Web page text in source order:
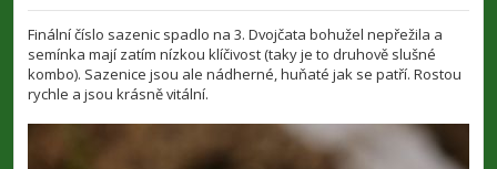
ř
í
p
ě
v
k
Finální číslo sazenic spadlo na 3. Dvojčata bohužel nepřežila a
semínka mají zatím nízkou klíčivost (taky je to druhově slušné
kombo). Sazenice jsou ale nádherné, huňaté jak se patří. Rostou
rychle a jsou krásně vitální.